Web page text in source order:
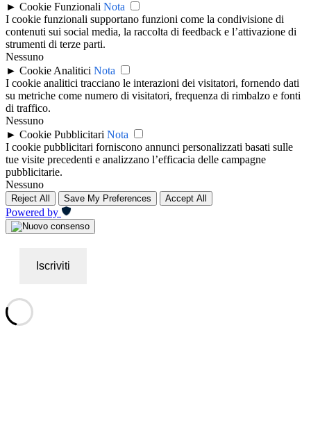
► Cookie Funzionali Nota
I cookie funzionali supportano funzioni come la condivisione di
contenuti sui social media, la raccolta di feedback e l’attivazione di
strumenti di terze parti.
Nessuno
► Cookie Analitici Nota
I cookie analitici tracciano le interazioni dei visitatori, fornendo dati
su metriche come numero di visitatori, frequenza di rimbalzo e fonti
di traffico.
Nessuno
► Cookie Pubblicitari Nota
I cookie pubblicitari forniscono annunci personalizzati basati sulle
tue visite precedenti e analizzano l’efficacia delle campagne
pubblicitarie.
Nessuno
Reject All Save My Preferences Accept All
Powered by
Iscriviti